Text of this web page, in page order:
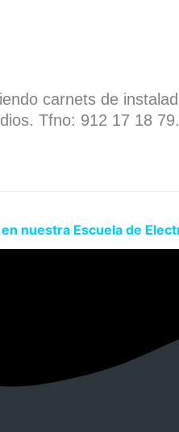
carnets de
Tfno: 912 17 18 79.
nuestra Escuela de